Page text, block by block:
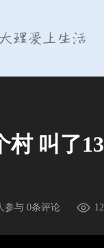
叫了
参与 0条评论